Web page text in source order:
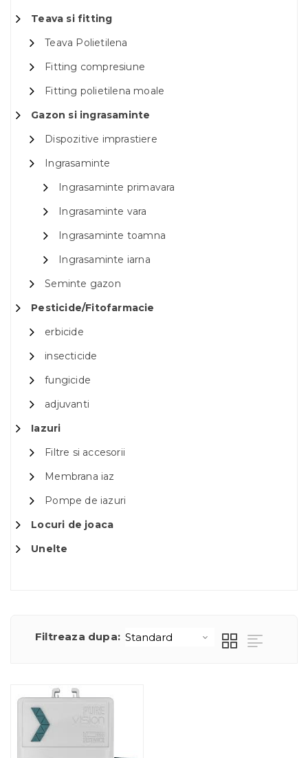
Teava si fitting
Teava Polietilena
Fitting compresiune
Fitting polietilena moale
Gazon si ingrasaminte
Dispozitive imprastiere
Ingrasaminte
Ingrasaminte primavara
Ingrasaminte vara
Ingrasaminte toamna
Ingrasaminte iarna
Seminte gazon
Pesticide/Fitofarmacie
erbicide
insecticide
fungicide
adjuvanti
Iazuri
Filtre si accesorii
Membrana iaz
Pompe de iazuri
Locuri de joaca
Unelte
Filtreaza dupa: